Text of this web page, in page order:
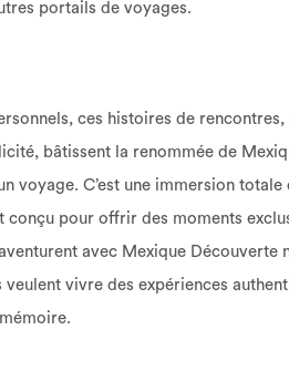
portails de voyages.
ces histoires de
bâtissent la renommée de
voyage. C’est une immersion
conçu pour offrir des moments
avec Mexique
veulent vivre des expériences